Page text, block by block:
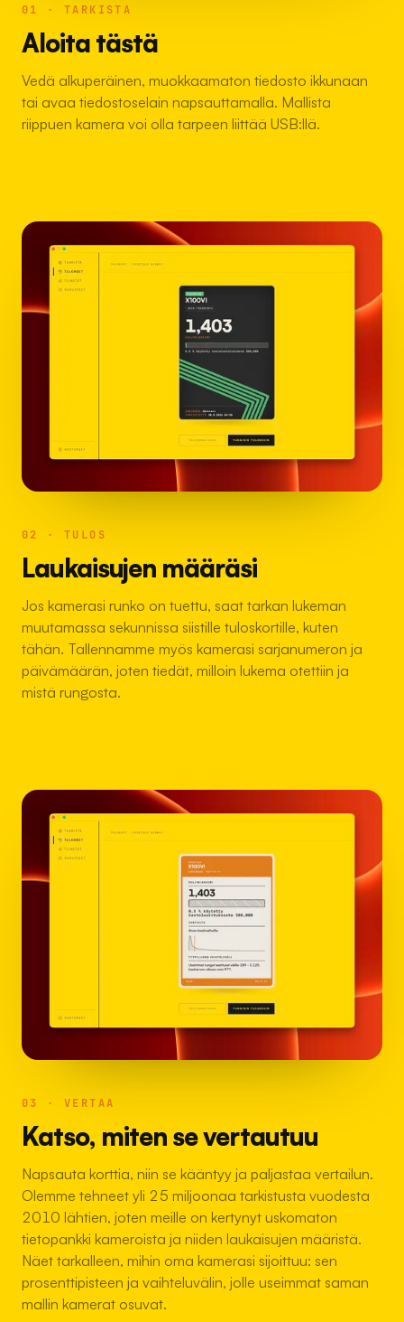
01 · TARKISTA
Aloita tästä
Vedä alkuperäinen, muokkaamaton tiedosto ikkunaan
tai avaa tiedostoselain napsauttamalla. Mallista
riippuen kamera voi olla tarpeen liittää USB:llä.
02 · TULOS
Laukaisujen määräsi
Jos kamerasi runko on tuettu, saat tarkan lukeman
muutamassa sekunnissa siistille tuloskortille, kuten
tähän. Tallennamme myös kamerasi sarjanumeron ja
päivämäärän, joten tiedät, milloin lukema otettiin ja
mistä rungosta.
03 · VERTAA
Katso, miten se vertautuu
Napsauta korttia, niin se kääntyy ja paljastaa vertailun.
Olemme tehneet yli 25 miljoonaa tarkistusta vuodesta
2010 lähtien, joten meille on kertynyt uskomaton
tietopankki kameroista ja niiden laukaisujen määristä.
Näet tarkalleen, mihin oma kamerasi sijoittuu: sen
prosenttipisteen ja vaihteluvälin, jolle useimmat saman
mallin kamerat osuvat.